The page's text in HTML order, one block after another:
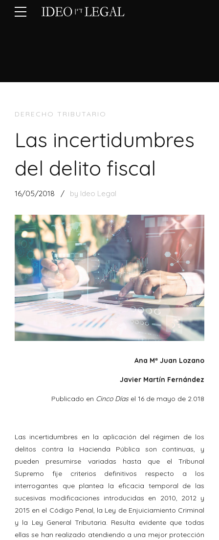
DERECHO TRIBUTARIO
Las incertidumbres
del delito fiscal
16/05/2018 by Ideo Legal
Ana Mª Juan Lozano
Javier Martín Fernández
Publicado en Cinco Díasel 16 de mayo de 2.018
Las incertidumbres en la aplicación del régimen de los
delitos contra la Hacienda Pública son continuas, y
pueden presumirse variadas hasta que el Tribunal
Supremo fije criterios definitivos respecto a los
interrogantes que plantea la eficacia temporal de las
sucesivas modificaciones introducidas en 2010, 2012 y
2015 en el Código Penal, la Ley de Enjuiciamiento Criminal
y la Ley General Tributaria. Resulta evidente que todas
ellas se han realizado atendiendo a una mejor protección